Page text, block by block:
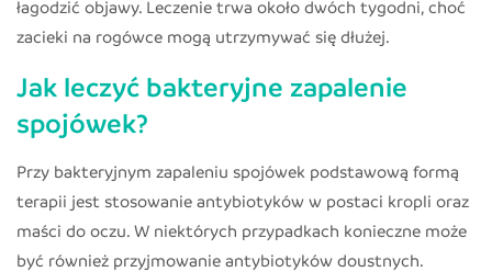
łagodzić objawy. Leczenie trwa około dwóch tygodni, choć
zacieki na rogówce mogą utrzymywać się dłużej.
Jak leczyć bakteryjne zapalenie
spojówek?
Przy bakteryjnym zapaleniu spojówek podstawową formą
terapii jest stosowanie antybiotyków w postaci kropli oraz
maści do oczu. W niektórych przypadkach konieczne może
być również przyjmowanie antybiotyków doustnych.